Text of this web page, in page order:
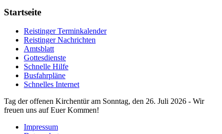
Startseite
Reistinger Terminkalender
Reistinger Nachrichten
Amtsblatt
Gottesdienste
Schnelle Hilfe
Busfahrpläne
Schnelles Internet
Tag der offenen Kirchentür am Sonntag, den 26. Juli 2026 - Wir
freuen uns auf Euer Kommen!
Impressum